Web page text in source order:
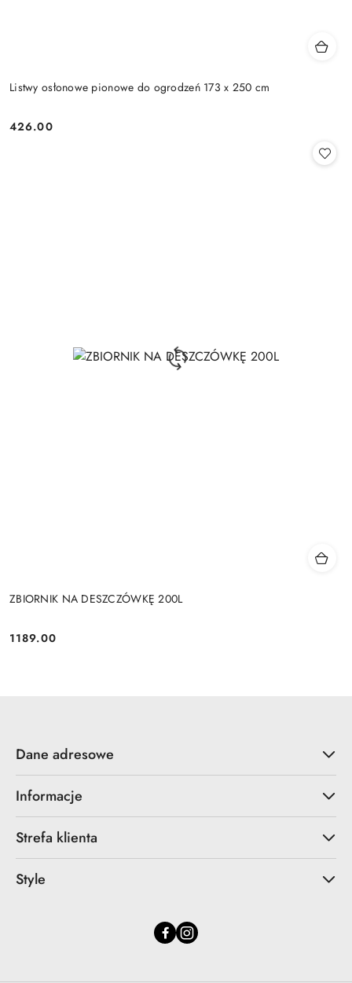
Listwy osłonowe pionowe do ogrodzeń 173 x 250 cm
Cena:
426.00
ZBIORNIK NA DESZCZÓWKĘ 200L
Cena:
1189.00
Dane adresowe
Informacje
Strefa klienta
Style